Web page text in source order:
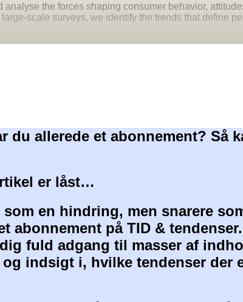
the forces shaping consumer behavior,
scale surveys, we identify the trends that define
du allerede et abonnement? Så
er låst…
en hindring, men snarere
abonnement på TID &
fuld adgang til masser af
indsigt i, hvilke tendenser der